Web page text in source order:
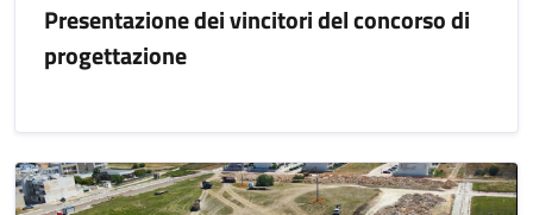
Presentazione dei vincitori del concorso di
progettazione